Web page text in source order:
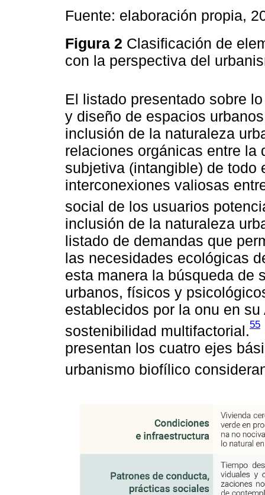
Fuente: elaboración propia,
Figura 2 Clasificación de
con la perspectiva del
El listado presentado sobre
y diseño de espacios
inclusión de la naturaleza
relaciones orgánicas entre la
subjetiva (intangible) de
interconexiones valiosas
social de los usuarios
inclusión de la naturaleza
listado de demandas que
las necesidades ecológicas
esta manera la búsqueda de
urbanos, físicos y
establecidos por la onu en
sostenibilidad multifactorial.55
presentan los cuatro ejes
urbanismo biofílico